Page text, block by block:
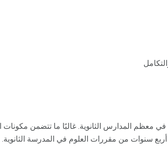
في معظم المدارس الثانوية. غالبًا ما تتضمن
سنوات من مقررات العلوم في المدرسة الثانوية.